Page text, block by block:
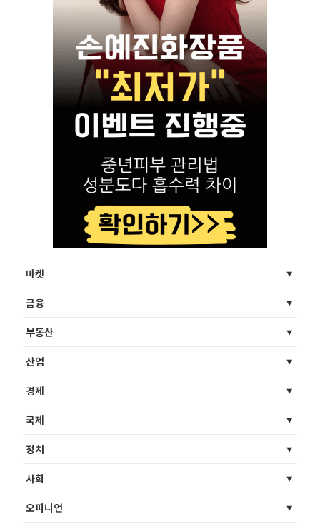
마켓
금융
부동산
산업
경제
국제
정치
사회
오피니언